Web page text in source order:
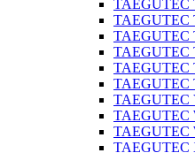
TAEGUTEC
TAEGUTEC
TAEGUTEC
TAEGUTEC
TAEGUTEC
TAEGUTEC
TAEGUTEC
TAEGUTEC
TAEGUTEC
TAEGUTEC